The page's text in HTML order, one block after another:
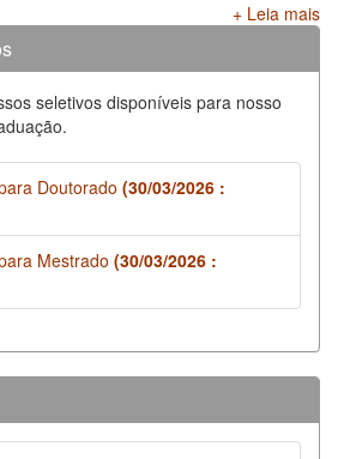
+ Leia mais
seletivos disponíveis para nosso
Doutorado (30/03/2026 :
Mestrado (30/03/2026 :